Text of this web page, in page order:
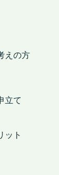
えの方
立て
ット